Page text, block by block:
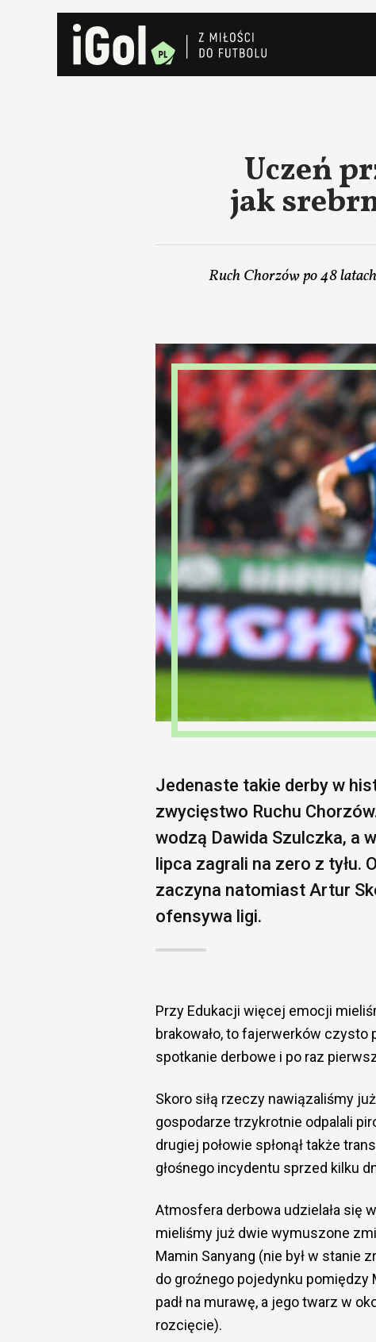
Uczeń
jak
Ruch Chorzów po 48
Jedenaste takie derby w
zwycięstwo Ruchu
wodzą Dawida Szulczka, a
lipca zagrali na zero z tyłu.
zaczyna natomiast Artur
ofensywa ligi.
Przy Edukacji więcej emocji
brakowało, to fajerwerków czysto
spotkanie derbowe i po raz
Skoro siłą rzeczy nawiązaliśmy
gospodarze trzykrotnie odpalali
drugiej połowie spłonął także
głośnego incydentu sprzed kilku
Atmosfera derbowa udzielała się
mieliśmy już dwie wymuszone
Mamin Sanyang (nie był w stanie
do groźnego pojedynku pomiędzy
padł na murawę, a jego twarz w
rozcięcie).